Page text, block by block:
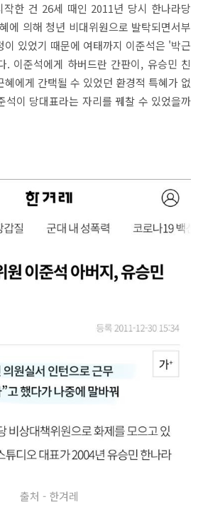
작한 건 26세 때인 2011년 당시 한나라당
에 의해 청년 비대위원으로 발탁되면서부
이 있었기 때문에 여태까지 이준석은 '박근
. 이준석에게 하버드란 간판이, 유승민 친
에게 간택될 수 있었던 환경적 특혜가 없
석이 당대표라는 자리를 꿰찰 수 있었을까
출처 - 한겨레